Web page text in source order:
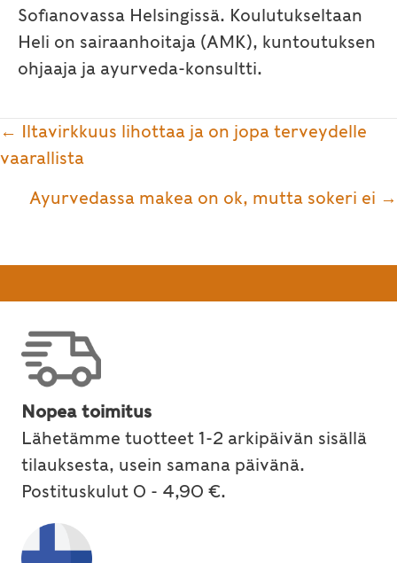
Sofianovassa Helsingissä. Koulutukseltaan
Heli on sairaanhoitaja (AMK), kuntoutuksen
ohjaaja ja ayurveda-konsultti.
Posts
navigation
← Iltavirkkuus lihottaa ja on jopa terveydelle
vaarallista
Ayurvedassa makea on ok, mutta sokeri ei →
Nopea toimitus
Lähetämme tuotteet 1-2 arkipäivän sisällä
tilauksesta, usein samana päivänä.
Postituskulut 0 - 4,90 €.